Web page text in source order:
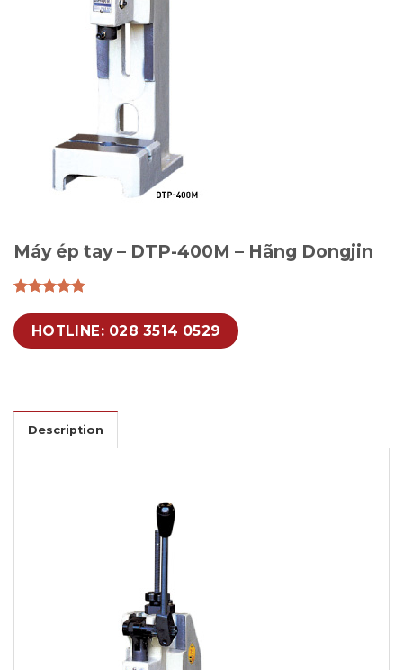
Máy ép tay – DTP-400M – Hãng Dongjin
HOTLINE: 028 3514 0529
Description